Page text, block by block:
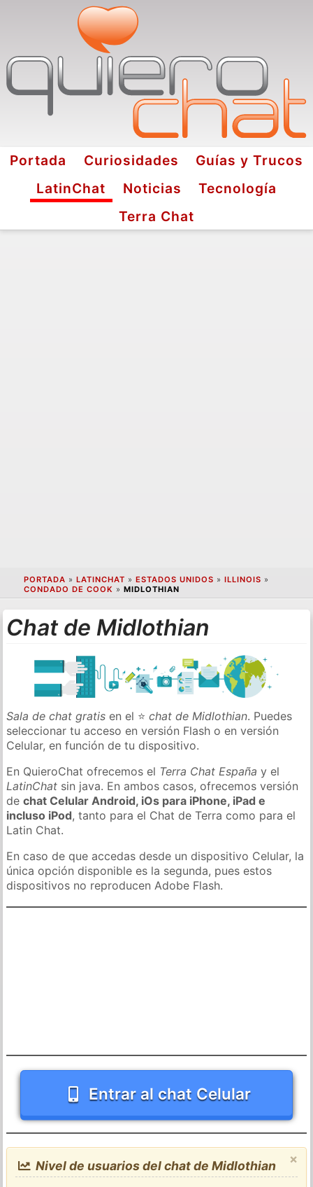
Portada Curiosidades
Guías y Trucos
LatinChat
Noticias
Tecnología
Terra Chat
PORTADA » LATINCHAT » ESTADOS UNIDOS » ILLINOIS »
CONDADO DE COOK » MIDLOTHIAN
Chat de Midlothian
Sala de chat gratis en el ⭐chat de Midlothian. Puedes
seleccionar tu acceso en versión Flash o en versión
Celular, en función de tu dispositivo.
En QuieroChat ofrecemos el Terra Chat España y el
LatinChat sin java. En ambos casos, ofrecemos versión
dechat Celular Android, iOs para iPhone, iPad e
incluso iPod, tanto para el Chat de Terra como para el
Latin Chat.
En caso de que accedas desde un dispositivo Celular, la
única opción disponible es la segunda, pues estos
dispositivos no reproducen Adobe Flash.
Entrar al chat Celular
×
Nivel de usuarios del chat de Midlothian